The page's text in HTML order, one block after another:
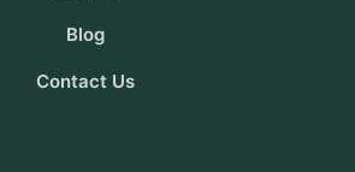
Blog
Contact Us